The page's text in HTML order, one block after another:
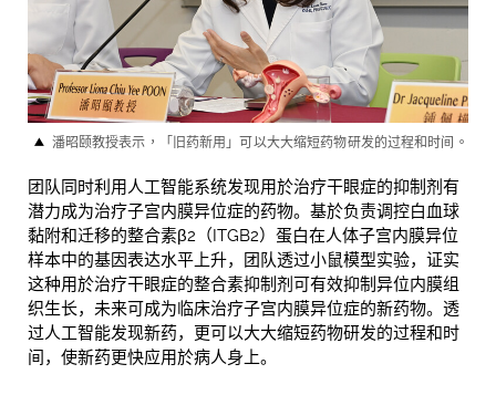
潘昭颐教授表示，「旧药新用」可以大大缩短药物研发的过程和时间。
团队同时利用人工智能系统发现用於治疗干眼症的抑制剂有
潜力成为治疗子宫内膜异位症的药物。基於负责调控白血球
黏附和迁移的整合素β2（ITGB2）蛋白在人体子宫内膜异位
样本中的基因表达水平上升，团队透过小鼠模型实验，证实
这种用於治疗干眼症的整合素抑制剂可有效抑制异位内膜组
织生长，未来可成为临床治疗子宫内膜异位症的新药物。透
过人工智能发现新药，更可以大大缩短药物研发的过程和时
间，使新药更快应用於病人身上。